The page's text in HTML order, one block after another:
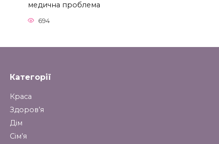
медична проблема
694
Категорії
Краса
Здоров’я
Дім
Сім’я